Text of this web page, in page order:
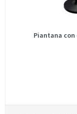
Piantana